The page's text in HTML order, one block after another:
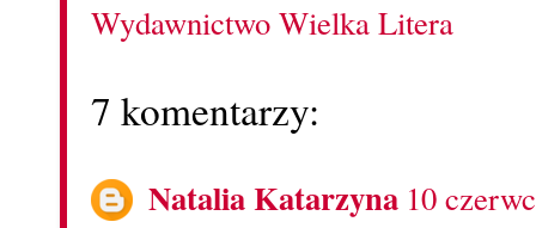
Wydawnictwo Wielka Litera
7 komentarzy:
Natalia Katarzyna 10